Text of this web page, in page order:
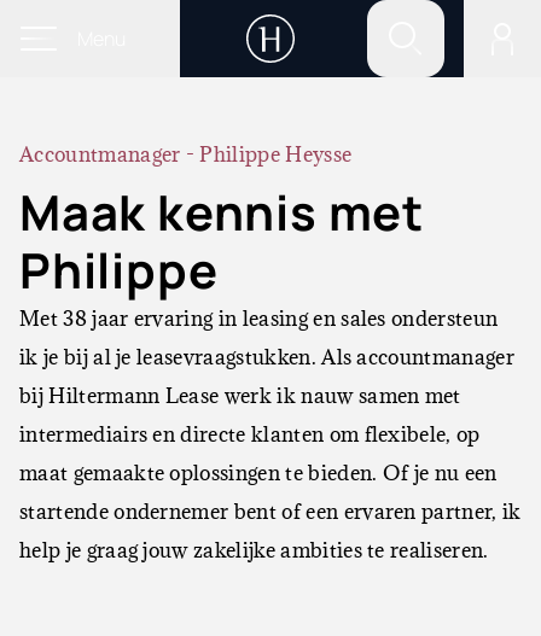
Accountmanager - Philippe Heysse
Maak kennis met
Philippe
Met 38 jaar ervaring in leasing en sales ondersteun
ik je bij al je leasevraagstukken. Als accountmanager
bij Hiltermann Lease werk ik nauw samen met
intermediairs en directe klanten om flexibele, op
maat gemaakte oplossingen te bieden. Of je nu een
startende ondernemer bent of een ervaren partner, ik
help je graag jouw zakelijke ambities te realiseren.